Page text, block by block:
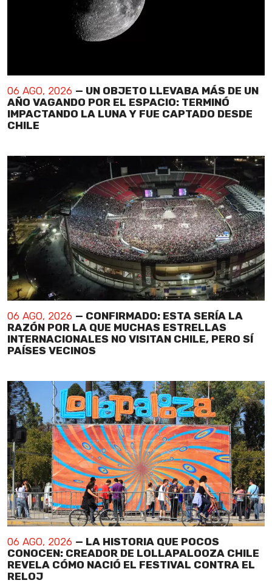
06 AGO, 2026 — UN OBJETO LLEVABA MÁS DE UN
AÑO VAGANDO POR EL ESPACIO: TERMINÓ
IMPACTANDO LA LUNA Y FUE CAPTADO DESDE
CHILE
06 AGO, 2026 — CONFIRMADO: ESTA SERÍA LA
RAZÓN POR LA QUE MUCHAS ESTRELLAS
INTERNACIONALES NO VISITAN CHILE, PERO SÍ
PAÍSES VECINOS
06 AGO, 2026 — LA HISTORIA QUE POCOS
CONOCEN: CREADOR DE LOLLAPALOOZA CHILE
REVELA CÓMO NACIÓ EL FESTIVAL CONTRA EL
RELOJ